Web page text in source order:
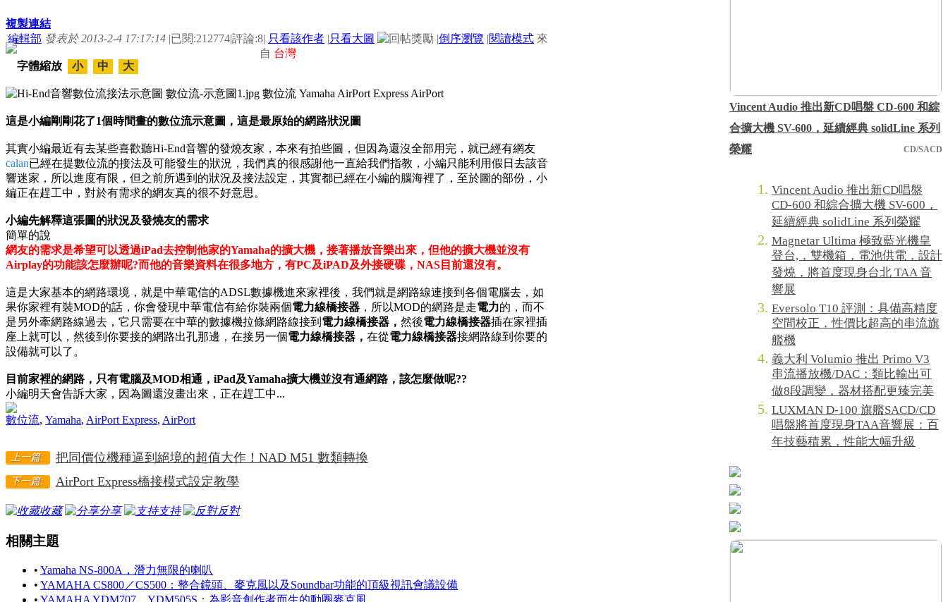
複製連結
編輯部 發表於 2013-2-4 17:17:14 |已閱:212774|評論:8| 只看該作者 |只看大圖 |倒序瀏覽 |閱讀模式 來
自 台灣
字體縮放
小 中 大
這是小編剛剛花了1個時間畫的數位流示意圖，這是最原始的網路狀況圖
其實小編最近有去某些喜歡聽Hi-End音響的發燒友家，本來有拍些圖，但因為還沒全部用完，就已經有網友
calan已經在提數位流的接法及可能發生的狀況，我們真的很感謝他一直給我們指教，小編只能利用假日去該音
響迷家，所以進度有限，但之前所遇到的狀況及接法設定，其實都已經在小編的腦海裡了，至於圖的部份，小
編正在趕工中，對於有需求的網友真的很不好意思。
小編先解釋這張圖的狀況及發燒友的需求
簡單的說
網友的需求是希望可以透過iPad去控制他家的Yamaha的擴大機，接著播放音樂出來，但他的擴大機並沒有
Airplay的功能該怎麼辦呢?而他的音樂資料在很多地方，有PC及iPAD及外接硬碟，NAS目前還沒有。
這是大家基本的網路環境，就是中華電信的ADSL數據機進來家裡後，我們就是網路線連接到各個電腦去，如
果你家裡有裝MOD的話，你會發現中華電信有給你裝兩個電力線橋接器 ，所以MOD的網路是走電力的，而不
是另外牽網路線過去，它只需要在中華的數據機拉條網路線接到 電力線橋接器， 然後電力線橋接器插在家裡插
座上就可以，然後到你要接的網路出孔那邊，在接另一個電力線橋接器， 在從電力線橋接器接網路線到你要的
設備就可以了。
目前家裡的網路，只有電腦及MOD相通，iPad及Yamaha擴大機並沒有通網路，該怎麼做呢??
小編明天會告訴大家，因為圖還沒畫出來，正在趕工中...
數位流, Yamaha, AirPort Express, AirPort
上一篇: 把同價位機種逼到絕境的超值大作！NAD M51 數類轉換
下一篇: AirPort Express橋接模式設定教學
收藏 分享 支持 反對
相關主題
• Yamaha NS-800A，潛力無限的喇叭
• YAMAHA CS800／CS500：整合鏡頭、麥克風以及Soundbar功能的頂級視訊會議設備
Vincent Audio 推出新CD唱盤 CD-600 和綜
合擴大機 SV-600，延續經典 solidLine 系列
榮耀
CD/SACD
Vincent Audio 推出新CD唱盤
CD-600 和綜合擴大機 SV-600，
延續經典 solidLine 系列榮耀
Magnetar Ultima 極致藍光機皇
登台,，雙機箱，電池供電，設計
發燒，將首度現身台北 TAA 音
響展
Eversolo T10 評測：具備高精度
空間校正，性價比超高的串流旗
艦機
義大利 Volumio 推出 Primo V3
串流播放機/DAC：類比輸出可
做8段調變，器材搭配更臻完美
LUXMAN D-100 旗艦SACD/CD
唱盤將首度現身TAA音響展：百
年技藝積累，性能大幅升級